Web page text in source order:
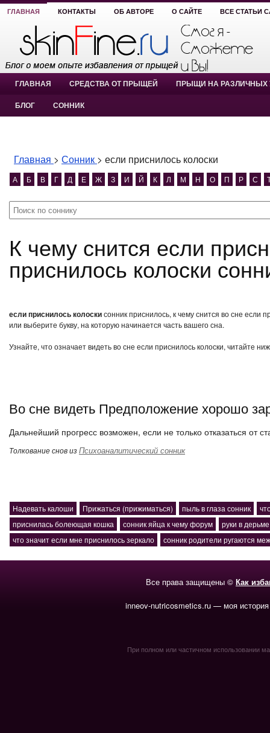
ГЛАВНАЯ КОНТАКТЫ ОБ АВТОРЕ О САЙТЕ ВСЕ СТАТЬИ
ГЛАВНАЯ СРЕДСТВА ОТ ПРЫЩЕЙ ПРЫЩИ НА РАЗЛИЧНЫХ
БЛОГ СОННИК
Главная > Сонник > если приснилось колоски
А Б В Г Д Е Ж З И Й К Л М Н О П Р С
К чему снится если приснилось колоски? если
приснилось колоски
если приснилось колоскисонник приснилось, к чему снится во сне если
или выберите букву, на которую начинается часть вашего сна.
Узнайте, что означает видеть во сне если приснилось колоски, читайте
Во сне видеть Предположение хорошо
Дальнейший прогресс возможен, если не только отказаться от
Толкование снов изПсихоаналитический сонник
Надевать калоши Прижаться (прижиматься) пыль в глаза сонник
приснилась болеющая кошка
сонник яйца к чему форум
руки в
что значит если мне приснилось зеркало
сонник родители ругаются
Все права защищены © Как
inneov-nutricosmetics.ru — моя
При полном или частичном использовании